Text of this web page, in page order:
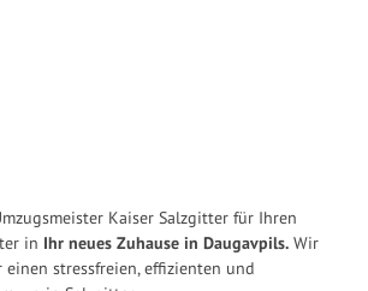
Kaiser Salzgitter für Ihren
in Ihr neues Zuhause in Daugavpils. Wir
stressfreien, effizienten und